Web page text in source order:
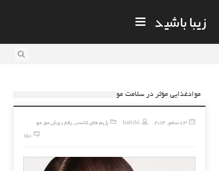
زیبا باشید
موادغذایی مؤثر در سلامت مو
3 دسامبر, 2014 habibi رژیم های تناسب, رفع ریزش مو, مو
150